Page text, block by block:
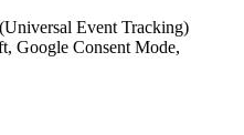
Event Tracking)
Google Consent Mode,